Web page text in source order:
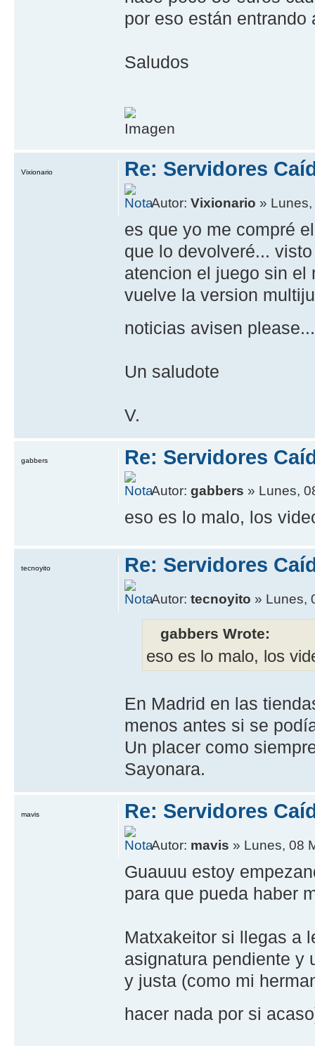
por eso están entrando
Saludos
Re: Servidores
Autor:Vixionario »
es que yo me compré
que lo devolveré...
atencion el juego sin el
vuelve la version
noticias avisen
Un saludote
V.
Vixionario
Re: Servidores
Autor:gabbers » Lunes,
eso es lo malo, los
gabbers
Re: Servidores
Autor:tecnoyito » Lunes,
gabbers Wrote:
eso es lo malo, los
En Madrid en las
menos antes si se
Un placer como
Sayonara.
tecnoyito
Re: Servidores
Autor: mavis » Lunes, 08
Guauuu estoy
para que pueda haber
Matxakeitor si llegas a
asignatura pendiente y
y justa (como mi
hacer nada por si
mavis